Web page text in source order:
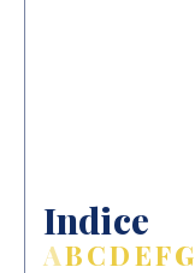
Indice
ABCDEFG